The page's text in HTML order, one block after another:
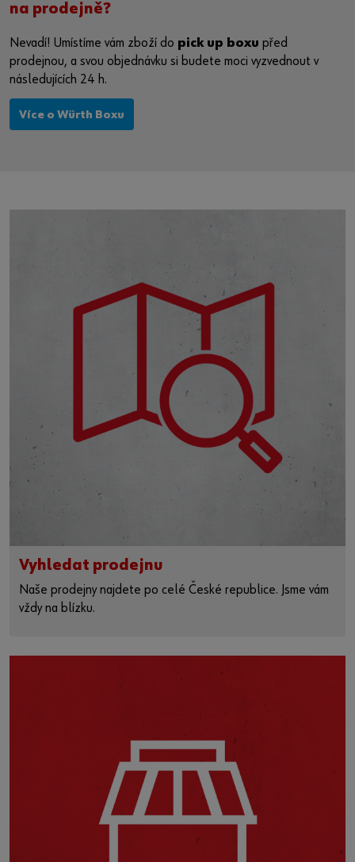
na prodejně?
Nevadí! Umístíme vám zboží do pick up boxu před
prodejnou, a svou objednávku si budete moci vyzvednout v
následujících 24 h.
Více o Würth Boxu
Vyhledat prodejnu
Naše prodejny najdete po celé České republice. Jsme vám
vždy na blízku.